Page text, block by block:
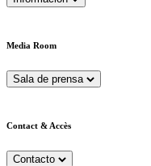
Media Room
Sala de prensa
Contact & Accès
Contacto